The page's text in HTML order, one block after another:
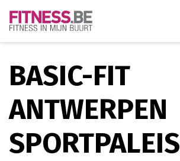
BASIC-FIT
ANTWERPEN
SPORTPALEIS